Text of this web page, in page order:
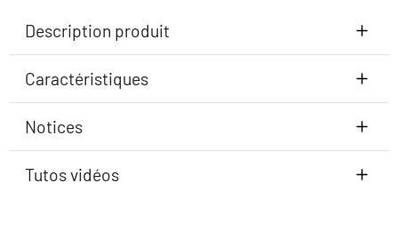
Description produit
Caractéristiques
Notices
Tutos vidéos